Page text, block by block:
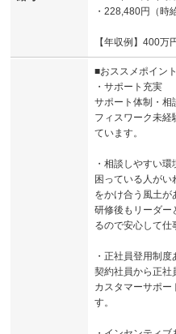
・228,480円（時
【年収例】400万
■おススメポイント
・サポート充実
サポート体制・相
フィスワーク未経
ています。
・相談しやすい環
困っている人が
をかけ合う風土が
研修後もリーダー
るので安心して仕
・正社員登用制度
契約社員から正社
カスタマーサポー
す。